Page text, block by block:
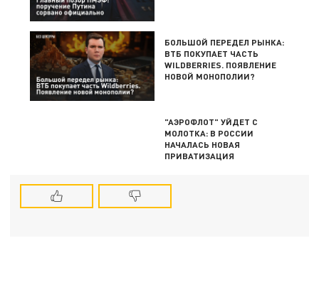
БОЛЬШОЙ ПЕРЕДЕЛ РЫНКА:
ВТБ ПОКУПАЕТ ЧАСТЬ
WILDBERRIES. ПОЯВЛЕНИЕ
НОВОЙ МОНОПОЛИИ?
"АЭРОФЛОТ" УЙДЕТ С
МОЛОТКА: В РОССИИ
НАЧАЛАСЬ НОВАЯ
ПРИВАТИЗАЦИЯ